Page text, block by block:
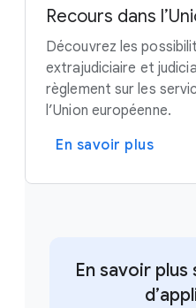
Recours dans
Découvrez les
extrajudiciaire et
règlement sur les
l’Union européenne.
En savoir plus
En savoir plus